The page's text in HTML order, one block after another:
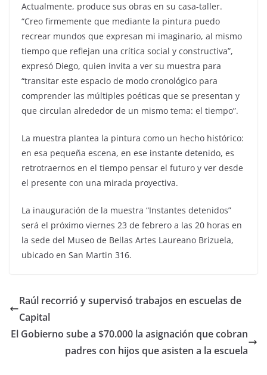
Actualmente, produce sus obras en su casa-taller.
“Creo firmemente que mediante la pintura puedo
recrear mundos que expresan mi imaginario, al mismo
tiempo que reflejan una crítica social y constructiva”,
expresó Diego, quien invita a ver su muestra para
“transitar este espacio de modo cronológico para
comprender las múltiples poéticas que se presentan y
que circulan alrededor de un mismo tema: el tiempo”.
La muestra plantea la pintura como un hecho histórico:
en esa pequeña escena, en ese instante detenido, es
retrotraernos en el tiempo pensar el futuro y ver desde
el presente con una mirada proyectiva.
La inauguración de la muestra “Instantes detenidos”
será el próximo viernes 23 de febrero a las 20 horas en
la sede del Museo de Bellas Artes Laureano Brizuela,
ubicado en San Martin 316.
Raúl recorrió y supervisó trabajos en escuelas de
Capital
El Gobierno sube a $70.000 la asignación que cobran
padres con hijos que asisten a la escuela